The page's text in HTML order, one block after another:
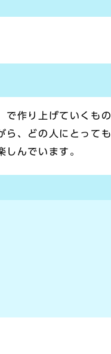
作り上げていくも
、どの人にとって
んでいます。